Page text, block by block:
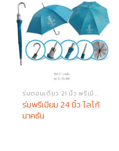
ร่มตอนเดียว 21 นิ้ว พรีเมียม
ร่มพรีเมียม 24 นิ้ว โลโก้
นาคธัน